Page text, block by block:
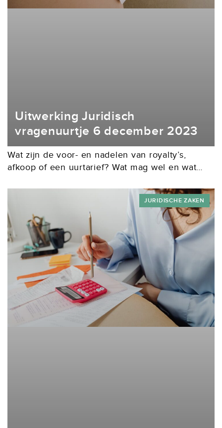
Uitwerking Juridisch
vragenuurtje 6 december 2023
Wat zijn de voor- en nadelen van royalty’s,
afkoop of een uurtarief? Wat mag wel en wat
JURIDISCHE ZAKEN